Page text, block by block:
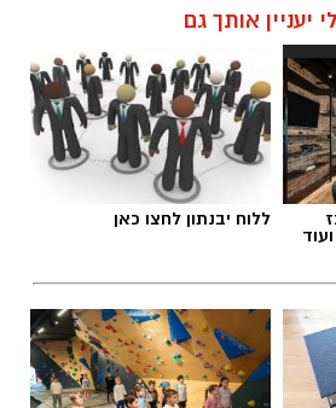
יעניין אותך גם
ללוח יבנתון לחצו כאן